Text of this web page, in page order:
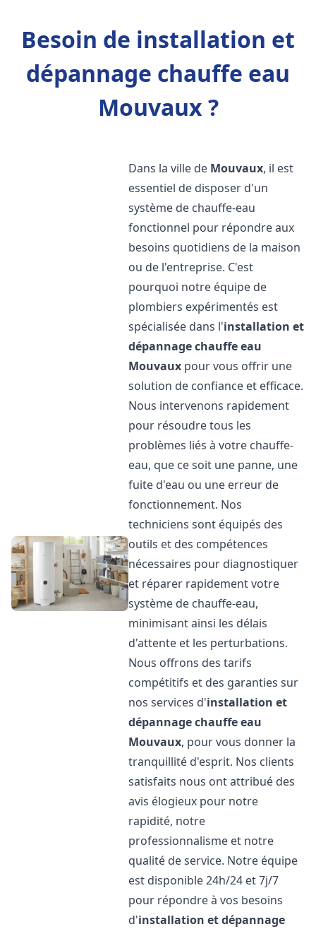
Besoin de installation et
dépannage chauffe eau
Mouvaux ?
Dans la ville de Mouvaux, il est
essentiel de disposer d'un
système de chauffe-eau
fonctionnel pour répondre aux
besoins quotidiens de la maison
ou de l'entreprise. C'est
pourquoi notre équipe de
plombiers expérimentés est
spécialisée dans l'installation et
dépannage chauffe eau
Mouvaux pour vous offrir une
solution de confiance et efficace.
Nous intervenons rapidement
pour résoudre tous les
problèmes liés à votre chauffe-
eau, que ce soit une panne, une
fuite d'eau ou une erreur de
fonctionnement. Nos
techniciens sont équipés des
outils et des compétences
nécessaires pour diagnostiquer
et réparer rapidement votre
système de chauffe-eau,
minimisant ainsi les délais
d'attente et les perturbations.
Nous offrons des tarifs
compétitifs et des garanties sur
nos services d'installation et
dépannage chauffe eau
Mouvaux, pour vous donner la
tranquillité d'esprit. Nos clients
satisfaits nous ont attribué des
avis élogieux pour notre
rapidité, notre
professionnalisme et notre
qualité de service. Notre équipe
est disponible 24h/24 et 7j/7
pour répondre à vos besoins
d'installation et dépannage